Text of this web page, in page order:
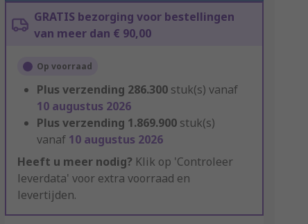
GRATIS bezorging voor bestellingen
van meer dan € 90,00
Op voorraad
Plus verzending 286.300 stuk(s) vanaf
10 augustus 2026
Plus verzending 1.869.900 stuk(s)
vanaf 10 augustus 2026
Heeft u meer nodig? Klik op 'Controleer
leverdata' voor extra voorraad en
levertijden.